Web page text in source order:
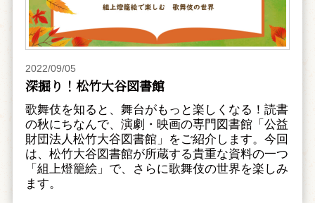
2022/09/05
深掘り！松竹大谷図書館
歌舞伎を知ると、舞台がもっと楽しくなる！読書
の秋にちなんで、演劇・映画の専門図書館「公益
財団法人松竹大谷図書館」をご紹介します。今回
は、松竹大谷図書館が所蔵する貴重な資料の一つ
「組上燈籠絵」で、さらに歌舞伎の世界を楽しみ
ます。